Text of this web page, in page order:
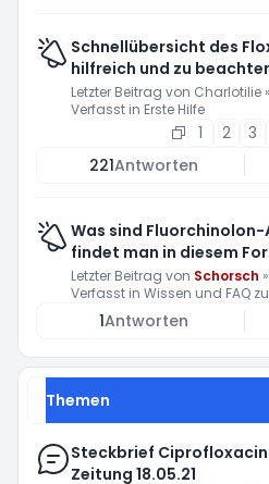
Schnellübersicht des
hilfreich und zu
Letzter Beitrag von Charlotilie »
Verfasst in Erste Hilfe
1 2 3
221Antworten
Was sind
findet man in diesem
Letzter Beitrag von Schorsch »
Verfasst in Wissen und FAQ
1Antworten
Themen
Steckbrief
Zeitung 18.05.21